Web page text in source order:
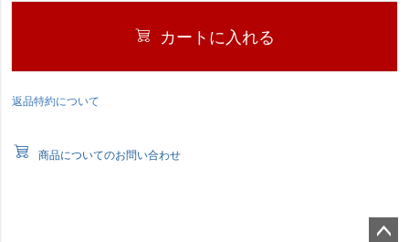
カートに入れる
返品特約について
商品についてのお問い合わせ